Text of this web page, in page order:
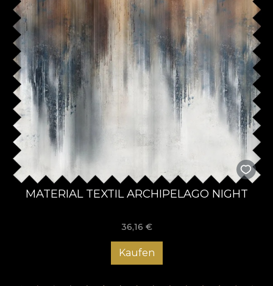
MATERIAL TEXTIL ARCHIPELAGO NIGHT
36,16 €
Kaufen